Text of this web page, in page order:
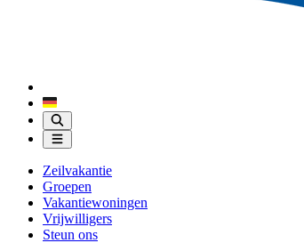
Zeilvakantie
Groepen
Vakantiewoningen
Vrijwilligers
Steun ons